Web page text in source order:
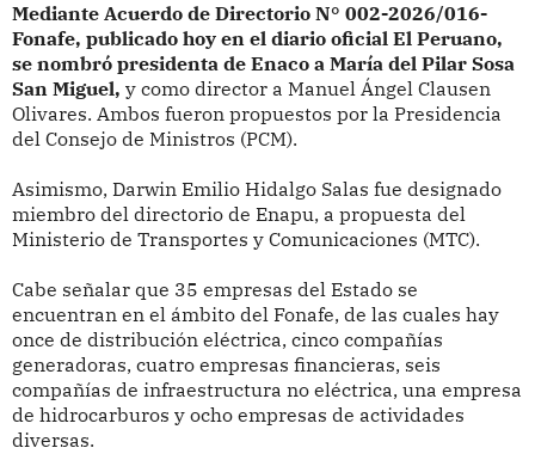
Mediante Acuerdo de Directorio N° 002-2026/016-
Fonafe, publicado hoy en el diario oficial El Peruano,
se nombró presidenta de Enaco a María del Pilar Sosa
San Miguel, y como director a Manuel Ángel Clausen
Olivares. Ambos fueron propuestos por la Presidencia
del Consejo de Ministros (PCM).
Asimismo, Darwin Emilio Hidalgo Salas fue designado
miembro del directorio de Enapu, a propuesta del
Ministerio de Transportes y Comunicaciones (MTC).
Cabe señalar que 35 empresas del Estado se
encuentran en el ámbito del Fonafe, de las cuales hay
once de distribución eléctrica, cinco compañías
generadoras, cuatro empresas financieras, seis
compañías de infraestructura no eléctrica, una empresa
de hidrocarburos y ocho empresas de actividades
diversas.